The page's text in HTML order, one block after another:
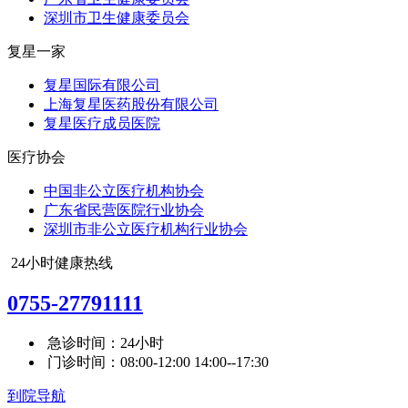
深圳市卫生健康委员会
复星一家
复星国际有限公司
上海复星医药股份有限公司
复星医疗成员医院
医疗协会
中国非公立医疗机构协会
广东省民营医院行业协会
深圳市非公立医疗机构行业协会
24小时健康热线
0755-27791111
急诊时间：24小时
门诊时间：08:00-12:00 14:00--17:30
到院导航